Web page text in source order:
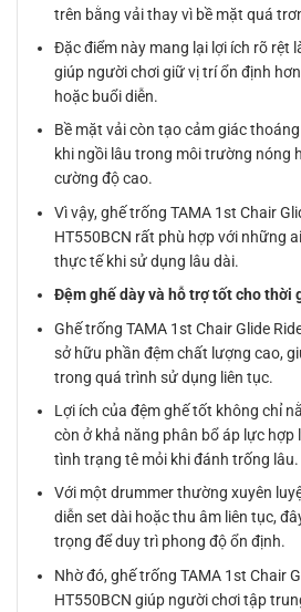
trên bằng vải thay vì bề mặt quá
Đặc điểm này mang lại lợi ích rõ rệt
giúp người chơi giữ vị trí ổn định
hoặc buổi diễn.
Bề mặt vải còn tạo cảm giác
khi ngồi lâu trong môi trường nóng
cường độ cao.
Vì vậy, ghế trống TAMA 1st Chair
HT550BCN rất phù hợp với những
thực tế khi sử dụng lâu dài.
Đệm ghế dày và hỗ trợ tốt cho thời
Ghế trống TAMA 1st Chair Glide
sở hữu phần đệm chất lượng cao,
trong quá trình sử dụng liên tục.
Lợi ích của đệm ghế tốt không chỉ
còn ở khả năng phân bổ áp lực hợp
tình trạng tê mỏi khi đánh trống lâu.
Với một drummer thường xuyên
diễn set dài hoặc thu âm liên tục,
trọng để duy trì phong độ ổn định.
Nhờ đó, ghế trống TAMA 1st Chair
HT550BCN giúp người chơi tập